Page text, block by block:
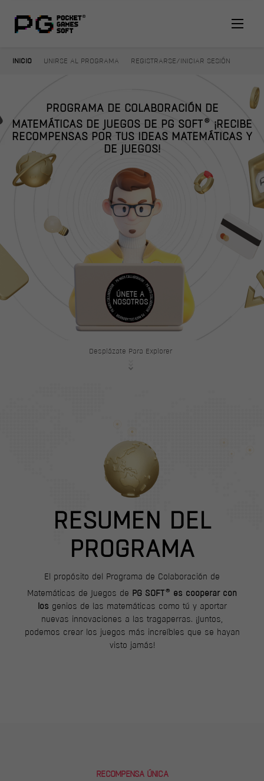
PROGRAMA DE COLABORACIÓN DE
MATEMÁTICAS DE JUEGOS DE PG SOFT® ¡RECIBE
RECOMPENSAS POR TUS IDEAS MATEMÁTICAS Y
DE JUEGOS!
Desplázate Para Explorer
RESUMEN DEL
PROGRAMA
El propósito del Programa de Colaboración de
Matemáticas de Juegos de PG SOFT® es cooperar con
los genios de las matemáticas como tú y aportar
nuevas innovaciones a las tragaperras. ¡Juntos,
podemos crear los juegos más increíbles que se hayan
visto jamás!
RECOMPENSA ÚNICA
INICIO UNIRSE AL PROGRAMA REGISTRARSE/INICIAR SESIÓN